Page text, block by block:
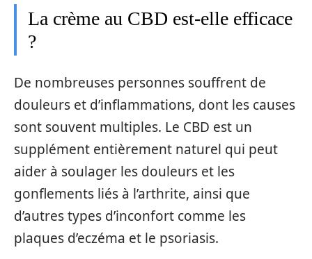
La crème au CBD est-elle efficace
?
De nombreuses personnes souffrent de
douleurs et d’inflammations, dont les causes
sont souvent multiples. Le CBD est un
supplément entièrement naturel qui peut
aider à soulager les douleurs et les
gonflements liés à l’arthrite, ainsi que
d’autres types d’inconfort comme les
plaques d’eczéma et le psoriasis.